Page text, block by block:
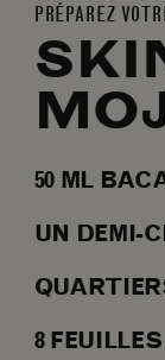
PRÉPAREZ
50 ML
UN DEMI-
8FEUILLES